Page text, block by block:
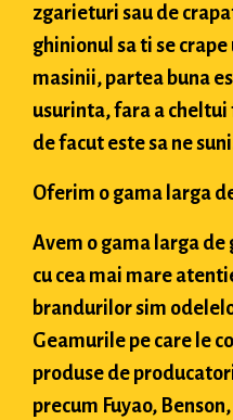
zgarieturi sau de
ghinionul sa ti se
masinii, partea buna
usurinta, fara a cheltui
de facut este sa ne
Oferim o gama larga
Avem o gama larga
cu cea mai mare
brandurilor sim
Geamurile pe care le
produse de
precum Fuyao,